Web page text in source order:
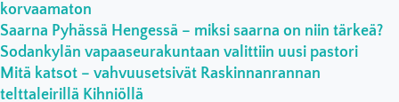
korvaamaton
Saarna Pyhässä Hengessä – miksi saarna on niin tärkeä?
Sodankylän vapaaseurakuntaan valittiin uusi pastori
Mitä katsot – vahvuusetsivät Raskinnanrannan
telttaleirillä Kihniöllä